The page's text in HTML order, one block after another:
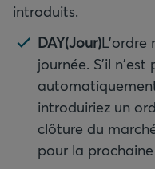
introduits.
DAY(Jour)L'ordre
journée. S'il n'est
introduiriez un
clôture du
pour la